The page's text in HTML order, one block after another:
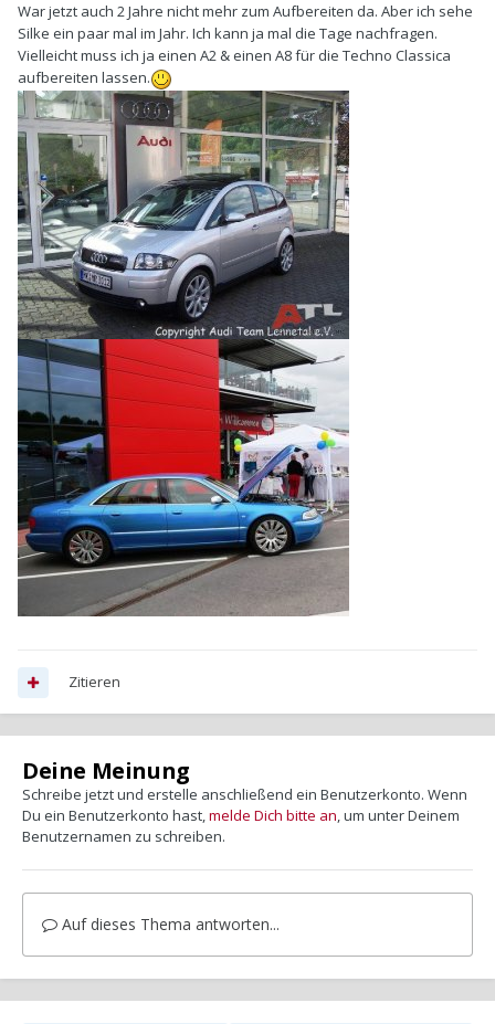
War jetzt auch 2 Jahre nicht mehr zum Aufbereiten da. Aber ich sehe
Silke ein paar mal im Jahr. Ich kann ja mal die Tage nachfragen.
Vielleicht muss ich ja einen A2 & einen A8 für die Techno Classica
aufbereiten lassen.
Zitieren
Deine Meinung
Schreibe jetzt und erstelle anschließend ein Benutzerkonto. Wenn
Du ein Benutzerkonto hast,melde Dich bitte an, um unter Deinem
Benutzernamen zu schreiben.
Auf dieses Thema antworten...